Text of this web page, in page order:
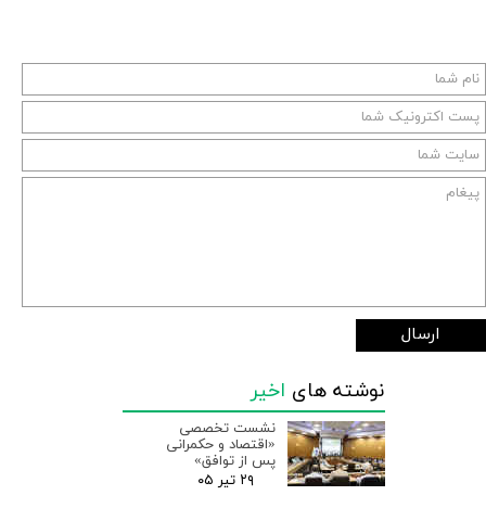
ارسال
نوشته های اخیر
نشست تخصصی
«اقتصاد و حکمرانی
پس از توافق»
۲۹ تیر ۰۵